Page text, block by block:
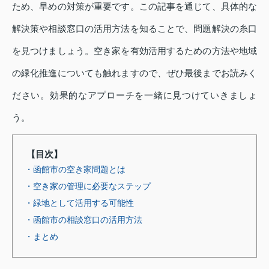
ため、早めの対策が重要です。この記事を通じて、具体的な
解決策や相談窓口の活用方法を知ることで、問題解決の糸口
を見つけましょう。空き家を有効活用するための方法や地域
の緑化推進についても触れますので、ぜひ最後までお読みく
ださい。効果的なアプローチを一緒に見つけていきましょ
う。
【目次】
・函館市の空き家問題とは
・空き家の管理に必要なステップ
・緑地として活用する可能性
・函館市の相談窓口の活用方法
・まとめ